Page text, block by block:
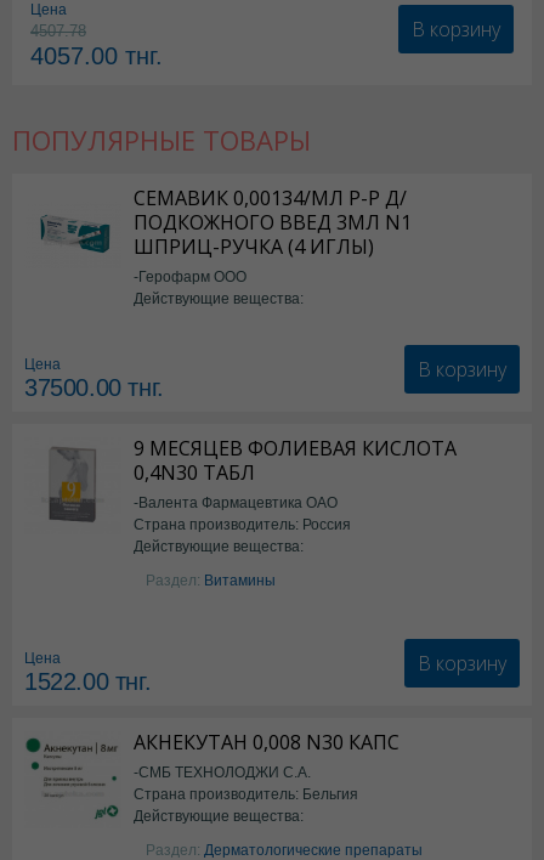
Цена
4507.78
4057.00 тнг.
В корзину
ПОПУЛЯРНЫЕ ТОВАРЫ
СЕМАВИК 0,00134/МЛ Р-Р Д/
ПОДКОЖНОГО ВВЕД 3МЛ N1
ШПРИЦ-РУЧКА (4 ИГЛЫ)
-Герофарм ООО
Действующие вещества:
Цена
37500.00тнг.
В корзину
9 МЕСЯЦЕВ ФОЛИЕВАЯ КИСЛОТА
0,4N30 ТАБЛ
-Валента Фармацевтика ОАО
Страна производитель: Россия
Действующие вещества:
фолиевая кислота
Раздел: Витамины
Цена
1522.00тнг.
В корзину
АКНЕКУТАН 0,008 N30 КАПС
-СМБ ТЕХНОЛОДЖИ С.А.
Страна производитель: Бельгия
Действующие вещества:
Изотретиноин
Раздел: Дерматологические препараты